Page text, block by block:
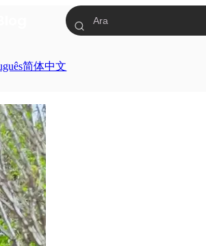
简体中文